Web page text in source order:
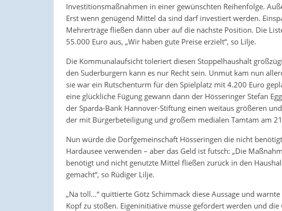
Investitionsmaßnahmen in einer gewünschten Reihenfolge.
Erst wenn genügend Mittel da sind darf investiert werden.
Mehrerträge fließen dann über auf die nächste Position. Die
55.000 Euro aus, „Wir haben gute Preise erzielt“, so Lilje.
Die Kommunalaufsicht toleriert diesen Stoppelhaushalt
den Suderburgern kann es nur Recht sein. Unmut kam nun
sie war ein Rutschenturm für den Spielplatz mit 4.200 Euro
eine glückliche Fügung gewann dann der Hösseringer Stefan
der Sparda-Bank Hannover-Stiftung einen weitaus größeren
der mit Bürgerbeteiligung und großem medialen Tamtam am
Nun würde die Dorfgemeinschaft Hösseringen die nicht
Hardausee verwenden – aber das Geld ist futsch: „Die
benötigt und nicht genutzte Mittel fließen zurück in den
gemacht“, so Rüdiger Lilje.
„Na toll…“ quittierte Götz Schimmack diese Aussage und
Kopf zu stoßen. Eigeninitiative müsse gefördert werden und